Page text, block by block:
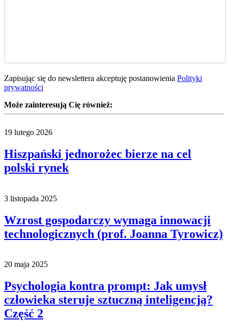
Zapisując się do newslettera akceptuję postanowienia Polityki
prywatności
Może zainteresują Cię również:
19 lutego 2026
Hiszpański jednorożec bierze na cel
polski rynek
3 listopada 2025
Wzrost gospodarczy wymaga innowacji
technologicznych (prof. Joanna Tyrowicz)
20 maja 2025
Psychologia kontra prompt: Jak umysł
człowieka steruje sztuczną inteligencją?
Część 2